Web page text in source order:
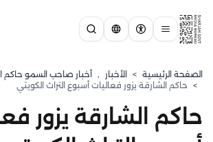
الصفحة الرئيسية > الأخبار , أخبار صاحب السمو حاكم
> حاكم الشارقة يزور فعاليات أسبوع التراث الكويتي
حاكم الشارقة يزور